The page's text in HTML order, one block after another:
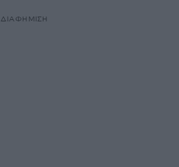
ΔΙΑΦΗΜΙΣΗ